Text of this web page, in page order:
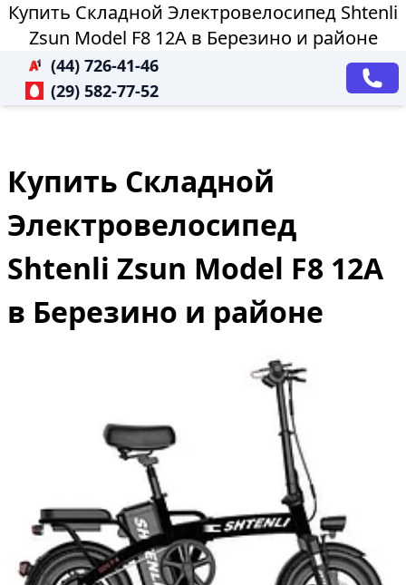
Купить Складной Электровелосипед Shtenli
Zsun Model F8 12А в Березино и районе
(44) 726-41-46
(29) 582-77-52
Купить Складной
Электровелосипед
Shtenli Zsun Model F8 12А
в Березино и районе